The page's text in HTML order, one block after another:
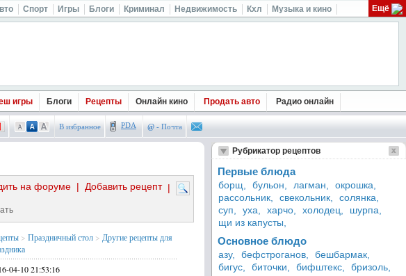
Спорт Игры Блоги Криминал Недвижимость Кхл Музыка и кино Ещё
игры Блоги Рецепты Онлайн кино Продать авто Радио онлайн
В избранное PDA @ - Почта
|
Добавить рецепт
|
на форуме
> Праздничный стол > Другие рецепты для
04-10 21:53:16
Рубрикатор рецептов
Первые блюда
борщ, бульон, лагман,
окрошка,
рассольник,
свекольник,
солянка,
суп,
уха, харчо, холодец,
шурпа,
щи из капусты,
Основное блюдо
азу, бефстроганов,
бешбармак,
бигус,
биточки, бифштекс,
бризоль,